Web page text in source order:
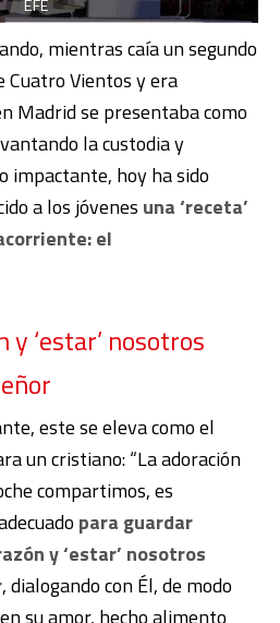
EFE
mientras caía un segundo
Cuatro Vientos y era
Madrid se presentaba como
la custodia y
impactante, hoy ha sido
a los jóvenes una ‘receta’
el
‘estar’ nosotros
este se eleva como el
un cristiano: “La adoración
compartimos, es
para guardar
y ‘estar’ nosotros
, dialogando con Él, de modo